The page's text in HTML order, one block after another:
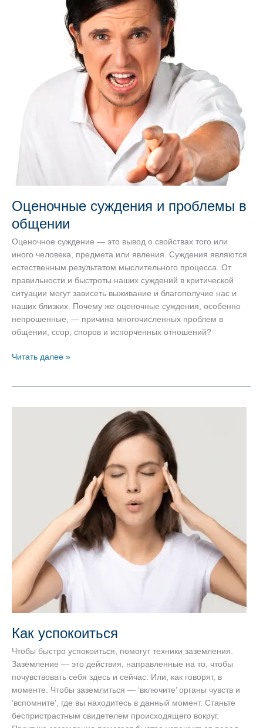
Оценочные суждения и проблемы в
общении
Оценочное суждение — это вывод о свойствах того или
иного человека, предмета или явления. Суждения являются
естественным результатом мыслительного процесса. От
правильности и быстроты наших суждений в критической
ситуации могут зависеть выживание и благополучие нас и
наших близких. Почему же оценочные суждения, особенно
непрошенные, — причина многочисленных проблем в
общении, ссор, споров и испорченных отношений?
Оценочные
в
Читать далее »
Как успокоиться
Чтобы быстро успокоиться, помогут техники заземления.
Заземление — это действия, направленные на то, чтобы
почувствовать себя здесь и сейчас. Или, как говорят, в
моменте. Чтобы заземлиться — ‘включите’ органы чувств и
‘вспомните’, где вы находитесь в данный момент. Станьте
беспристрастным свидетелем происходящего вокруг.